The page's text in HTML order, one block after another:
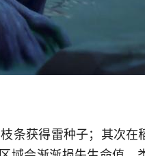
条获得雷种子；其次在